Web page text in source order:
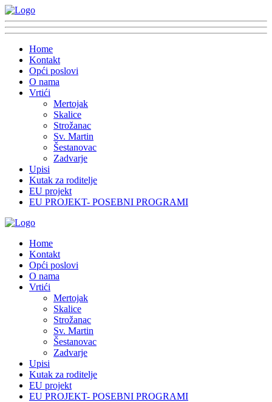
Home
Kontakt
Opći poslovi
O nama
Vrtići
Mertojak
Skalice
Strožanac
Sv. Martin
Šestanovac
Zadvarje
Upisi
Kutak za roditelje
EU projekt
EU PROJEKT- POSEBNI PROGRAMI
Home
Kontakt
Opći poslovi
O nama
Vrtići
Mertojak
Skalice
Strožanac
Sv. Martin
Šestanovac
Zadvarje
Upisi
Kutak za roditelje
EU projekt
EU PROJEKT- POSEBNI PROGRAMI